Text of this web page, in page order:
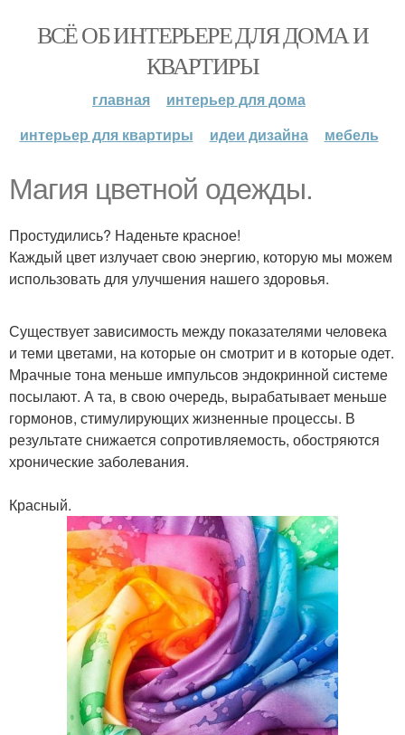
ВСЁ ОБ ИНТЕРЬЕРЕ ДЛЯ ДОМА И
КВАРТИРЫ
главная
интерьер для дома
интерьер для квартиры
идеи дизайна мебель
Магия цветной одежды.
Простудились? Наденьте красное!
Каждый цвет излучает свою энергию, которую мы можем
использовать для улучшения нашего здоровья.
Существует зависимость между показателями человека
и теми цветами, на которые он смотрит и в которые одет.
Мрачные тона меньше импульсов эндокринной системе
посылают. А та, в свою очередь, вырабатывает меньше
гормонов, стимулирующих жизненные процессы. В
результате снижается сопротивляемость, обостряются
хронические заболевания.
Красный.